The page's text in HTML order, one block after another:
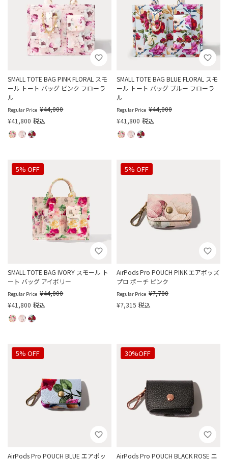
SMALL TOTE BAG PINK FLORAL スモ
ール トート バッグ ピンク フローラ
ル
Regular Price ¥44,000
¥41,800 税込
SMALL TOTE BAG BLUE FLORAL スモ
ール トート バッグ ブルー フローラ
ル
Regular Price ¥44,000
¥41,800 税込
SMALL TOTE BAG IVORY スモール ト
ート バッグ アイボリー
5% OFF
Regular Price ¥44,000
¥41,800 税込
AirPods Pro POUCH PINK エアポッズ
プロ ポーチ ピンク
5% OFF
Regular Price ¥7,700
¥7,315 税込
AirPods Pro POUCH BLUE エアポッ
5% OFF
AirPods Pro POUCH BLACK ROSE エ
30%OFF